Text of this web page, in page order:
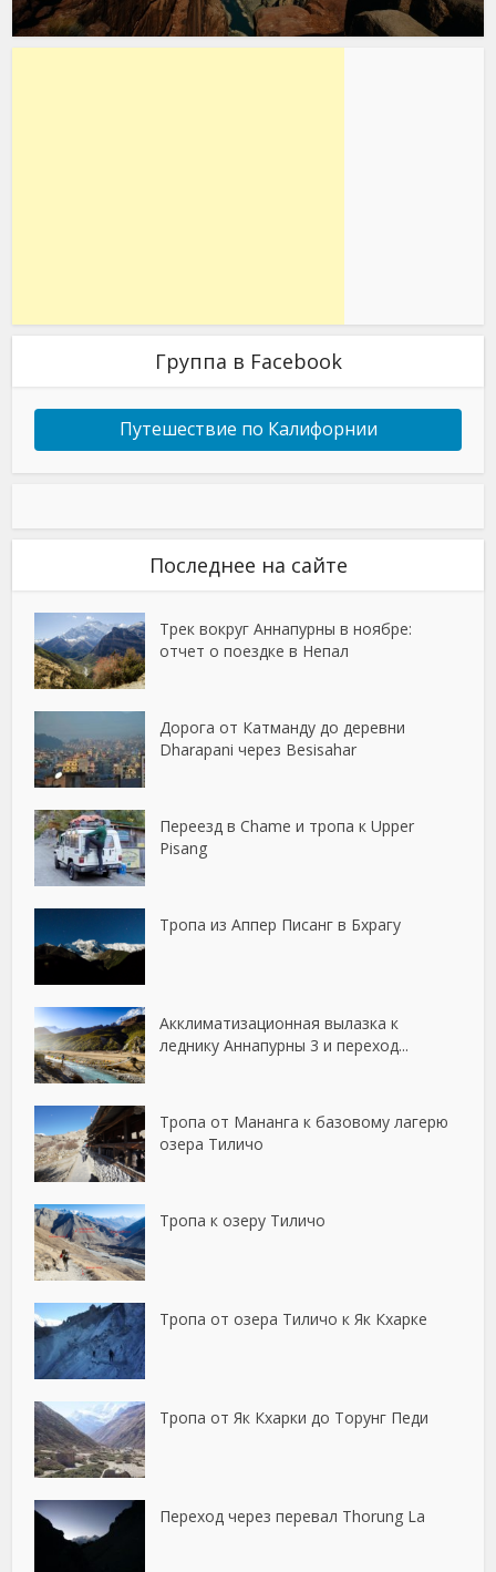
Группа в Facebook
Путешествие по Калифорнии
Последнее на сайте
Трек вокруг Аннапурны в ноябре:
отчет о поездке в Непал
Дорога от Катманду до деревни
Dharapani через Besisahar
Переезд в Chame и тропа к Upper
Pisang
Тропа из Аппер Писанг в Бхрагу
Акклиматизационная вылазка к
леднику Аннапурны 3 и переход...
Тропа от Мананга к базовому лагерю
озера Тиличо
Тропа к озеру Тиличо
Тропа от озера Тиличо к Як Кхарке
Тропа от Як Кхарки до Торунг Педи
Переход через перевал Thorung La